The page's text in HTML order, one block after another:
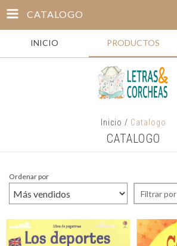
CATALOGO
INICIO PRODUCTOS
Inicio / Catalogo
CATALOGO
Ordenar por
Filtrar por